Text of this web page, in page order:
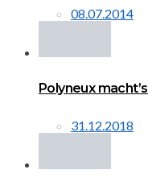
08.07.2014
Polyneux
31.12.2018